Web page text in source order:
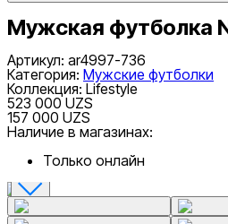
Мужская футболка
Артикул: ar4997-736
Категория: Мужские футболки
Коллекция: Lifestyle
523 000 UZS
157 000 UZS
Наличие в магазинах:
Только онлайн